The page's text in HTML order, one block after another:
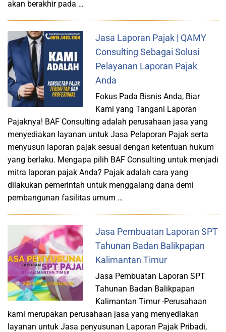
akan berakhir pada …
Jasa Laporan Pajak | QAMY
Consulting Sebagai Solusi
Pelayanan Laporan Pajak
Anda
Fokus Pada Bisnis Anda, Biar
Kami yang Tangani Laporan
Pajaknya! BAF Consulting adalah perusahaan jasa yang
menyediakan layanan untuk Jasa Pelaporan Pajak serta
menyusun laporan pajak sesuai dengan ketentuan hukum
yang berlaku. Mengapa pilih BAF Consulting untuk menjadi
mitra laporan pajak Anda? Pajak adalah cara yang
dilakukan pemerintah untuk menggalang dana demi
pembangunan fasilitas umum …
Jasa Pembuatan Laporan SPT
Tahunan Badan Balikpapan
Kalimantan Timur
Jasa Pembuatan Laporan SPT
Tahunan Badan Balikpapan
Kalimantan Timur -Perusahaan
kami merupakan perusahaan jasa yang menyediakan
layanan untuk Jasa penyusunan Laporan Pajak Pribadi,